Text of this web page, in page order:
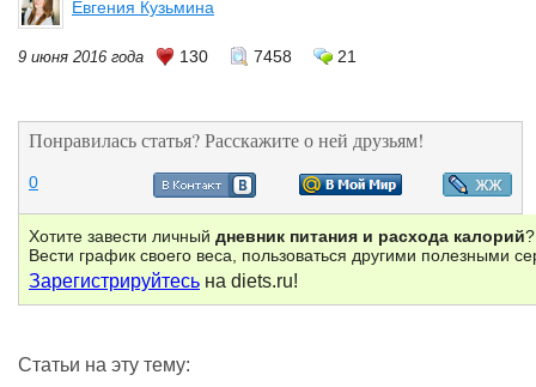
Евгения Кузьмина
9 июня 2016 года 130 7458 21
Понравилась статья? Расскажите о ней друзьям!
0
Хотите завести личный дневник питания и расхода калорий?
Вести график своего веса, пользоваться другими полезными
Зарегистрируйтесь на diets.ru!
Статьи на эту тему: